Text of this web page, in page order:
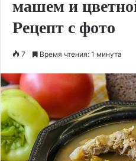
машем и
Рецепт с фото
7 Время чтения: 1 минута